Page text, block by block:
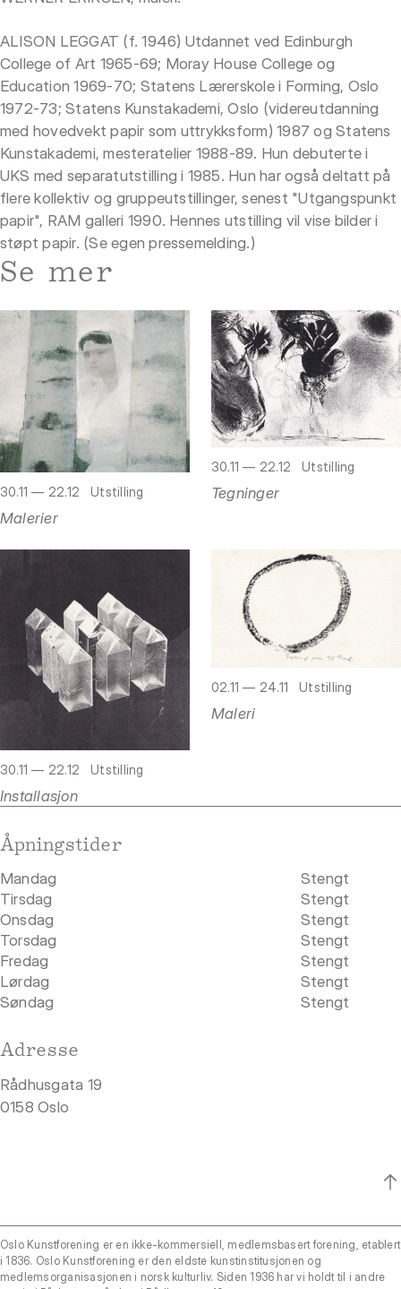
ALISON LEGGAT (f. 1946) Utdannet ved Edinburgh
College of Art 1965-69; Moray House College og
Education 1969-70; Statens Lærerskole i Forming, Oslo
1972-73; Statens Kunstakademi, Oslo (videreutdanning
med hovedvekt papir som uttrykksform) 1987 og Statens
Kunstakademi, mesteratelier 1988-89. Hun debuterte i
UKS med separatutstilling i 1985. Hun har også deltatt på
flere kollektiv og gruppeutstillinger, senest "Utgangspunkt
papir", RAM galleri 1990. Hennes utstilling vil vise bilder i
støpt papir. (Se egen pressemelding.)
Se mer
30.11 — 22.12 Utstilling
Malerier
30.11 — 22.12 Utstilling
Tegninger
30.11 — 22.12 Utstilling
Installasjon
02.11 — 24.11 Utstilling
Maleri
Åpningstider
Mandag
Stengt
Tirsdag
Stengt
Onsdag
Stengt
Torsdag
Stengt
Fredag
Stengt
Lørdag
Stengt
Søndag
Stengt
Adresse
Rådhusgata 19
0158 Oslo
Oslo Kunstforening er en ikke-kommersiell, medlemsbasert forening, etablert
i 1836. Oslo Kunstforening er den eldste kunstinstitusjonen og
medlemsorganisasjonen i norsk kulturliv. Siden 1936 har vi holdt til i andre